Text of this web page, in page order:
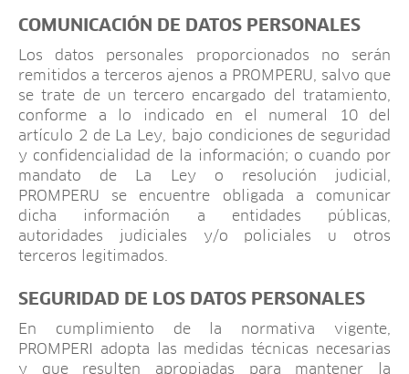
COMUNICACIÓN DE DATOS PERSONALES
Los datos personales proporcionados no serán
remitidos a terceros ajenos a PROMPERU, salvo que
se trate de un tercero encargado del tratamiento,
conforme a lo indicado en el numeral 10 del
artículo 2 de La Ley, bajo condiciones de seguridad
y confidencialidad de la información; o cuando por
mandato de La Ley o resolución judicial,
PROMPERU se encuentre obligada a comunicar
dicha información a entidades públicas,
autoridades judiciales y/o policiales u otros
terceros legitimados.
SEGURIDAD DE LOS DATOS PERSONALES
En cumplimiento de la normativa vigente,
PROMPERI adopta las medidas técnicas necesarias
y que resulten apropiadas para mantener la